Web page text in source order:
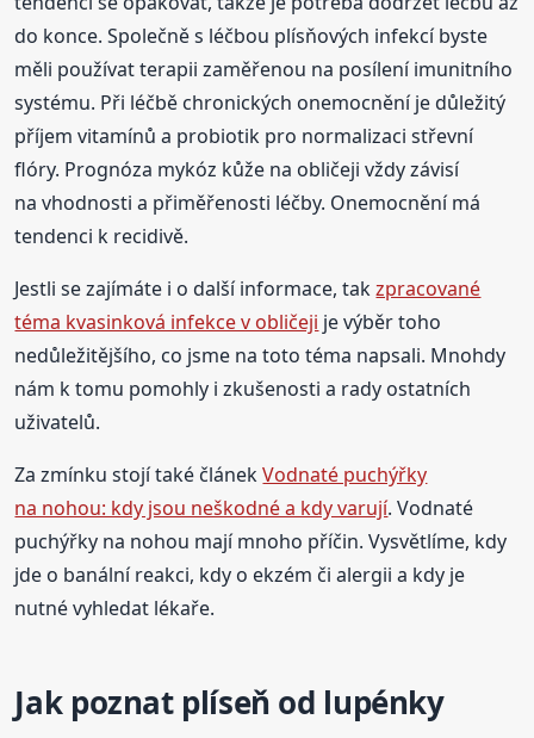
do konce. Společně s léčbou plísňových infekcí byste
měli používat terapii zaměřenou na posílení imunitního
systému. Při léčbě chronických onemocnění je důležitý
příjem vitamínů a probiotik pro normalizaci střevní
flóry. Prognóza mykóz kůže na obličeji vždy závisí
na vhodnosti a přiměřenosti léčby. Onemocnění má
tendenci k recidivě.
Jestli se zajímáte i o další informace, takzpracované
téma kvasinková infekce v obličeji je výběr toho
nedůležitějšího, co jsme na toto téma napsali. Mnohdy
nám k tomu pomohly i zkušenosti a rady ostatních
uživatelů.
Za zmínku stojí také článekVodnaté puchýřky
na nohou: kdy jsou neškodné a kdy varují. Vodnaté
puchýřky na nohou mají mnoho příčin. Vysvětlíme, kdy
jde o banální reakci, kdy o ekzém či alergii a kdy je
nutné vyhledat lékaře.
Jak poznat plíseň od lupénky